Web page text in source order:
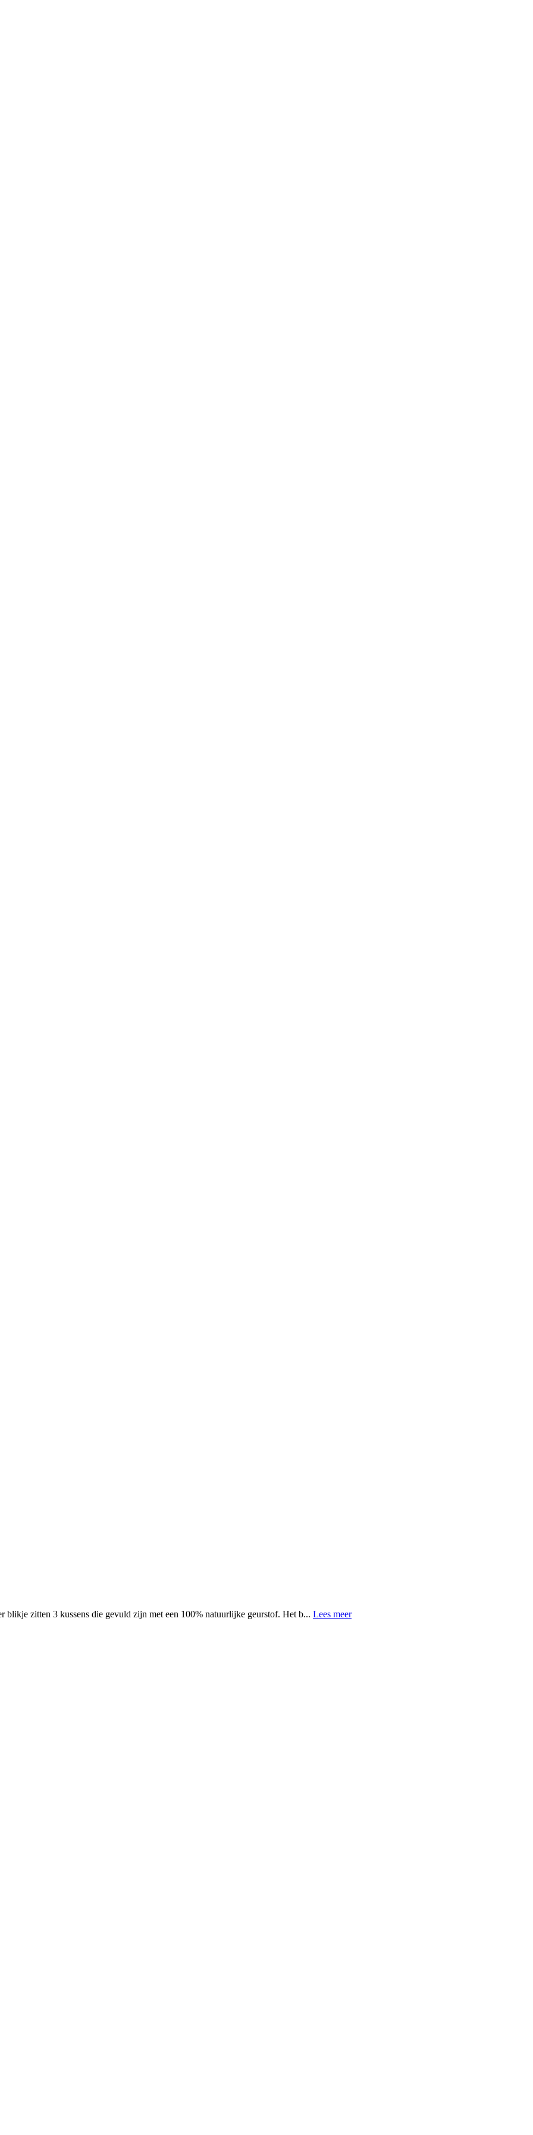
zitten 3 kussens die gevuld zijn met een 100% natuurlijke geurstof. Het b... Lees meer